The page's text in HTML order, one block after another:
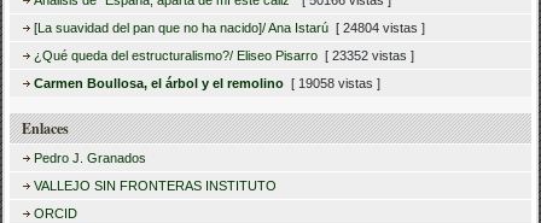
[La suavidad del pan que no ha nacido]/ Ana Istarú [ 24804 vistas ]
¿Qué queda del estructuralismo?/ Eliseo Pisarro [ 23352 vistas ]
Carmen Boullosa, el árbol y el remolino [ 19058 vistas ]
Enlaces
Pedro J. Granados
VALLEJO SIN FRONTERAS INSTITUTO
ORCID